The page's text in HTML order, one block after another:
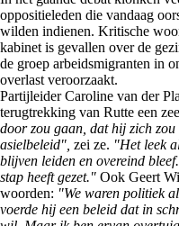
oppositieleden die vandaag
wilden indienen. Kritische
kabinet is gevallen over de
de groep arbeidsmigranten in
overlast veroorzaakt.
Partijleider Caroline van der
terugtrekking van Rutte een
door zou gaan, dat hij zich
asielbeleid", zei ze. "Het leek
blijven leiden en overeind
stap heeft gezet." Ook Geert
woorden: "We waren politiek
voerde hij een beleid dat in